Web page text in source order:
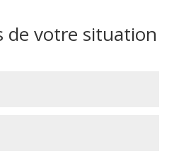
de votre situation